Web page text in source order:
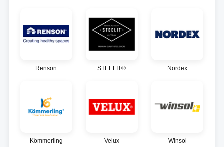
Renson STEELIT® Nordex
Kömmerling Velux Winsol